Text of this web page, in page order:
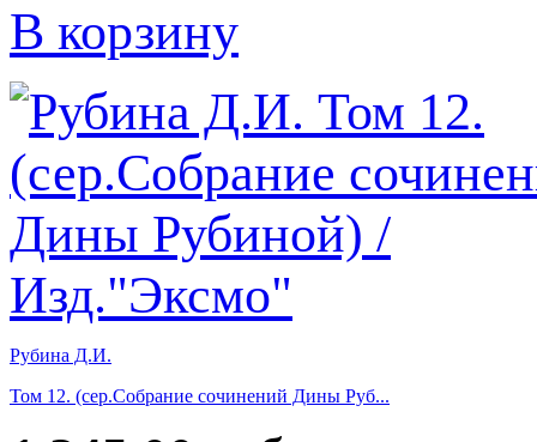
В корзину
Рубина Д.И.
Том 12. (сер.Собрание сочинений Дины Руб...